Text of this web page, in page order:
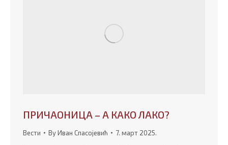
ПРИЧАОНИЦА – А КАКО ЛАКО?
Вести ByИван Спасојевић 7. март 2025.